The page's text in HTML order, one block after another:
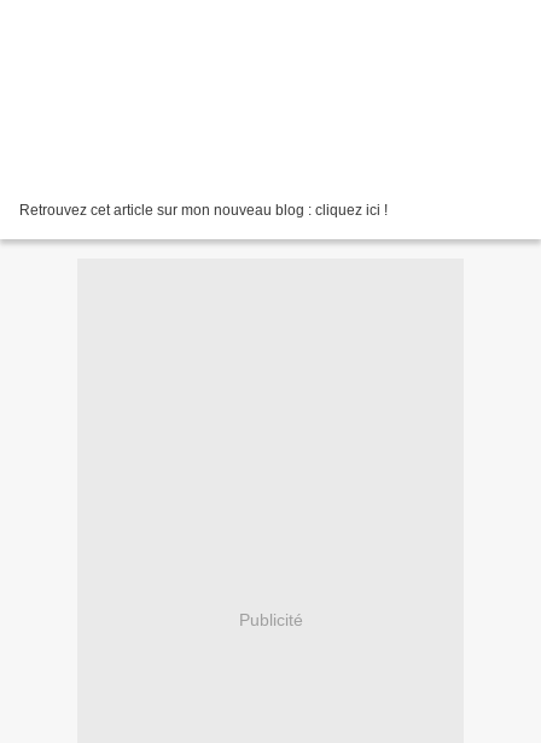
Retrouvez cet article sur mon nouveau blog : cliquez ici !
Publicité